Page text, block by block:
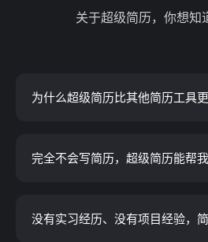
关于超级简历，你想知
为什么超级简历比其他简历工具更
完全不会写简历，超级简历能帮
没有实习经历、没有项目经验，